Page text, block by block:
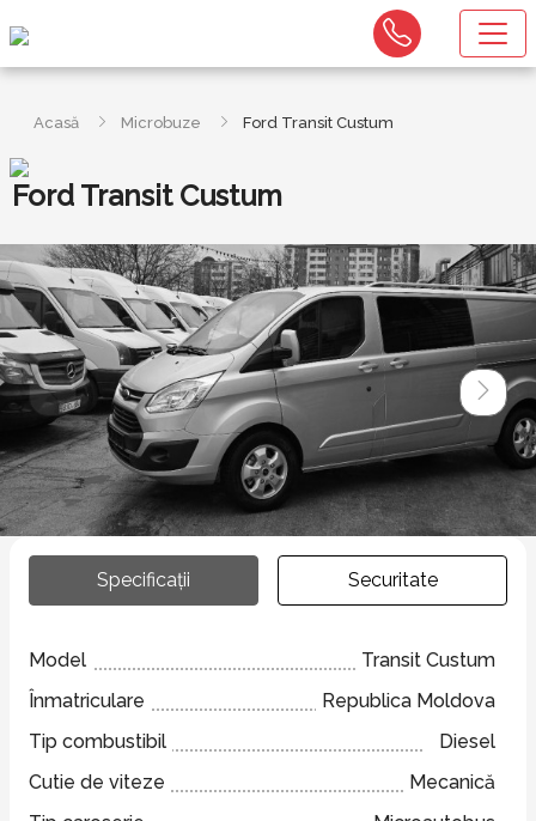
Acasă Microbuze Ford Transit Custum
Ford Transit Custum
Specificații Securitate
Model
Transit Custum
Înmatriculare
Republica Moldova
Tip combustibil
Diesel
Cutie de viteze
Mecanică